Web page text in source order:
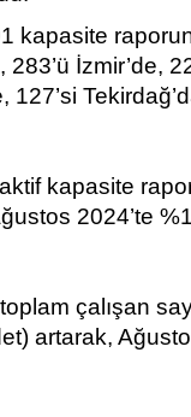
kapasite
İzmir’de,
kapasite
2024’te
çalışan
artarak,